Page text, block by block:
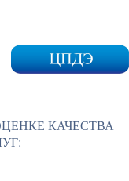
КАЧЕСТВА